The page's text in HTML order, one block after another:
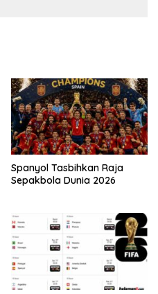
Spanyol Tasbihkan Raja
Sepakbola Dunia 2026